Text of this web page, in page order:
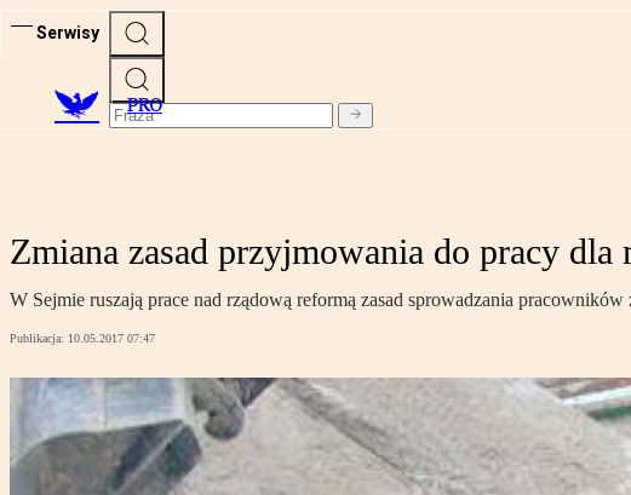
Serwisy
PRO
Zmiana zasad przyjmowania do pracy
W Sejmie ruszają prace nad rządową reformą zasad sprowadzania
Publikacja: 10.05.2017 07:47